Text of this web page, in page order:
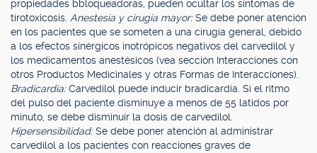
propiedades bbloqueadoras, pueden ocultar los síntomas de
tirotoxicosis. Anestesia y cirugía mayor:Se debe poner atención
en los pacientes que se someten a una cirugía general, debido
a los efectos sinérgicos inotrópicos negativos del carvedilol y
los medicamentos anestésicos (vea sección Interacciones con
otros Productos Medicinales y otras Formas de Interacciones).
Bradicardia:Carvedilol puede inducir bradicardia. Si el ritmo
del pulso del paciente disminuye a menos de 55 latidos por
minuto, se debe disminuir la dosis de carvedilol.
Hipersensibilidad:Se debe poner atención al administrar
carvedilol a los pacientes con reacciones graves de